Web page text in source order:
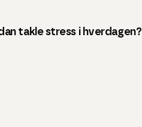
takle stress i hverdagen?